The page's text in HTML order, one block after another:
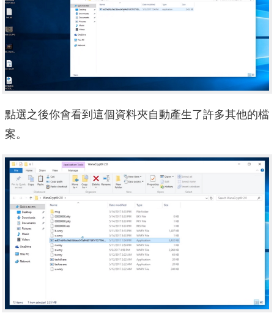
點選之後你會看到這個資料夾自動產生了許多其他的檔
案。